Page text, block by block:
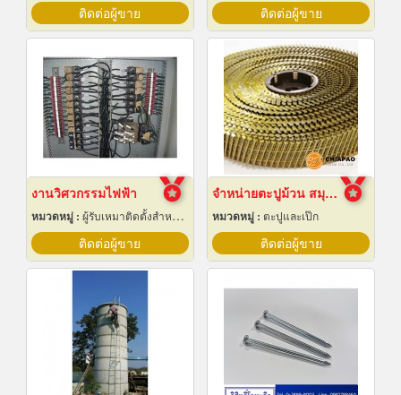
ติดต่อผู้ขาย ติดต่อผู้ขาย
งานวิศวกรรมไฟฟ้า
หมวดหมู่ : ผู้รับเหมาติดตั้งสำหรับบ้านและโรงงานไฟฟ้า
ติดต่อผู้ขาย
จำหน่ายตะปูม้วน สมุทรปราการ
หมวดหมู่ : ตะปูและเป๊ก
ติดต่อผู้ขาย